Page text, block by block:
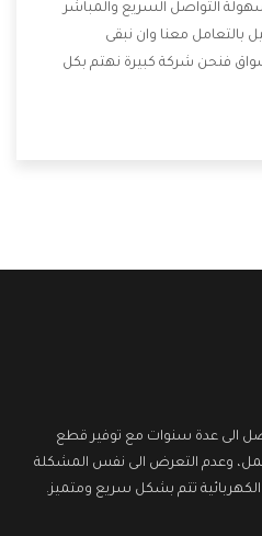
التواصل السريع والمباشر
بالتعامل معنا وان نبقى
فنحن شركة كبيرة نهتم بكل
الصيانة التى تكون من أهم
الى عدة سنوات مع توفير قطع
وعدم التعرض الى نفس المشكلة
الكهربائية تتم بشكل سريع ومتميز.